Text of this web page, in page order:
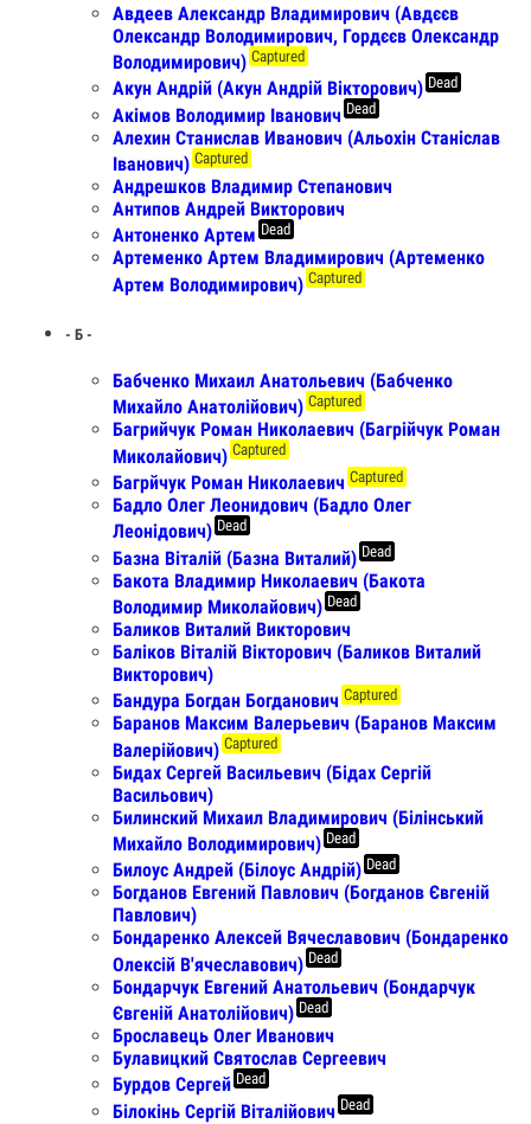
Авдеев Александр Владимирович (Авдєєв
Олександр Володимирович, Гордєєв Олександр
Володимирович) Captured
Акун Андрій (Акун Андрій Вікторович) Dead
Акімов Володимир Іванович Dead
Алехин Станислав Иванович (Альохiн Станiслав
Iванович) Captured
Андрешков Владимир Степанович
Антипов Андрей Викторович
Антоненко Артем Dead
Артеменко Артем Владимирович (Артеменко
Артем Володимирович) Captured
- Б -
Бабченко Михаил Анатольевич (Бабченко
Михайло Анатолійович) Captured
Багрийчук Роман Николаевич (Багрійчук Роман
Миколайович) Captured
Багрйчук Роман Николаевич Captured
Бадло Олег Леонидович (Бадло Олег
Леонідович) Dead
Базна Віталій (Базна Виталий) Dead
Бакота Владимир Николаевич (Бакота
Володимир Миколайович) Dead
Баликов Виталий Викторович
Баліков Віталій Вікторович (Баликов Виталий
Викторович)
Бандура Богдан Богданович Captured
Баранов Максим Валерьевич (Баранов Максим
Валерійович) Captured
Бидах Сергей Васильевич (Бідах Сергій
Васильович)
Билинский Михаил Владимирович (Білінський
Михайло Володимирович) Dead
Билоус Андрей (Білоус Андрій) Dead
Богданов Евгений Павлович (Богданов Євгеній
Павлович)
Бондаренко Алексей Вячеславович (Бондаренко
Олексій В'ячеславович) Dead
Бондарчук Евгений Анатольевич (Бондарчук
Євгеній Анатолійович) Dead
Брославець Олег Иванович
Булавицкий Святослав Сергеевич
Бурдов Сергей Dead
Білокінь Сергій Віталійович Dead